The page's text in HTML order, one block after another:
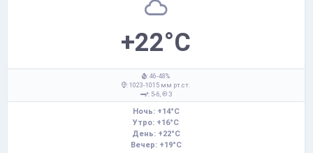
+22°C
: 46-48%
: 1023-1015 мм рт.ст.
: 5-6,
З
Ночь: +14°C
Утро: +16°C
День: +22°C
Вечер: +19°C